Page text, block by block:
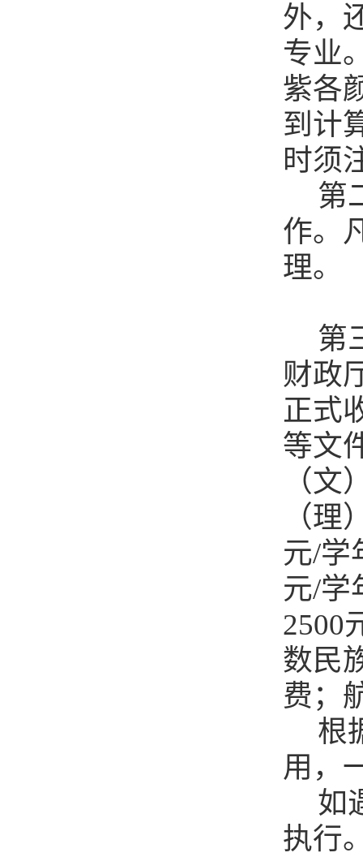
外，
专业
紫各
到 计
时须
第
作。
理。
第
财政
正式
等文
（
（
元/学
元/学
2500
数民
费；
根
用，
如
执行